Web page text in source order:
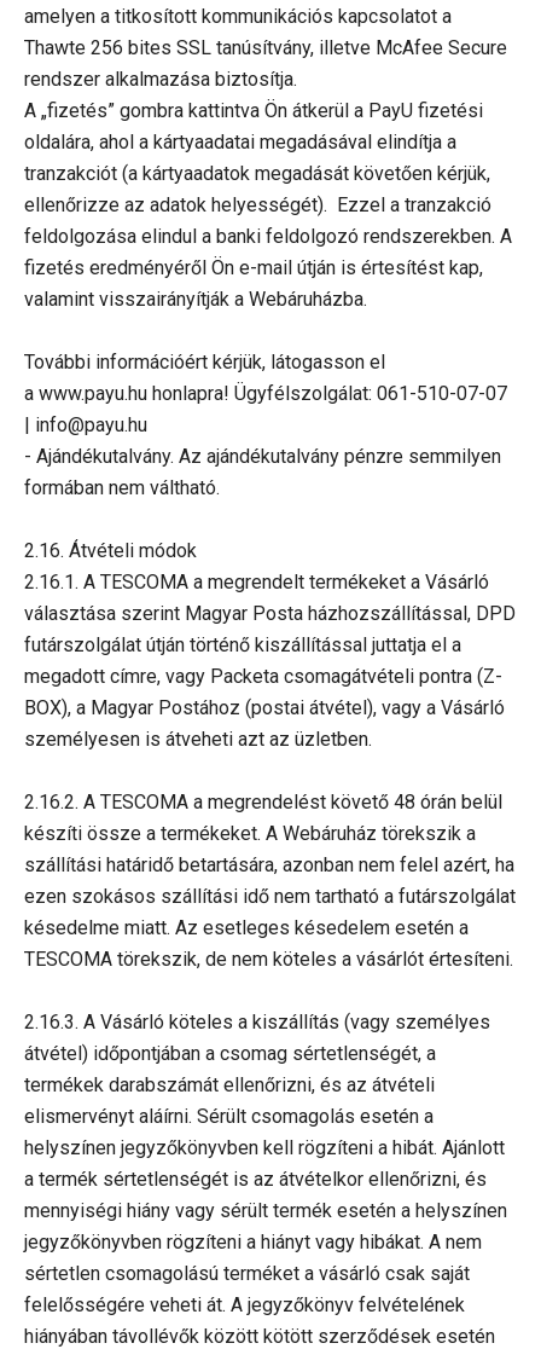
amelyen a titkosított kommunikációs kapcsolatot a
Thawte 256 bites SSL tanúsítvány, illetve McAfee Secure
rendszer alkalmazása biztosítja.
A „fizetés” gombra kattintva Ön átkerül a PayU fizetési
oldalára, ahol a kártyaadatai megadásával elindítja a
tranzakciót (a kártyaadatok megadását követően kérjük,
ellenőrizze az adatok helyességét). Ezzel a tranzakció
feldolgozása elindul a banki feldolgozó rendszerekben. A
fizetés eredményéről Ön e-mail útján is értesítést kap,
valamint visszairányítják a Webáruházba.
További információért kérjük, látogasson el
a www.payu.hu honlapra! Ügyfélszolgálat: 061-510-07-07
| info@payu.hu
- Ajándékutalvány. Az ajándékutalvány pénzre semmilyen
formában nem váltható.
2.16. Átvételi módok
2.16.1. A TESCOMA a megrendelt termékeket a Vásárló
választása szerint Magyar Posta házhozszállítással, DPD
futárszolgálat útján történő kiszállítással juttatja el a
megadott címre, vagy Packeta csomagátvételi pontra (Z-
BOX), a Magyar Postához (postai átvétel), vagy a Vásárló
személyesen is átveheti azt az üzletben.
2.16.2. A TESCOMA a megrendelést követő 48 órán belül
készíti össze a termékeket. A Webáruház törekszik a
szállítási határidő betartására, azonban nem felel azért, ha
ezen szokásos szállítási idő nem tartható a futárszolgálat
késedelme miatt. Az esetleges késedelem esetén a
TESCOMA törekszik, de nem köteles a vásárlót értesíteni.
2.16.3. A Vásárló köteles a kiszállítás (vagy személyes
átvétel) időpontjában a csomag sértetlenségét, a
termékek darabszámát ellenőrizni, és az átvételi
elismervényt aláírni. Sérült csomagolás esetén a
helyszínen jegyzőkönyvben kell rögzíteni a hibát. Ajánlott
a termék sértetlenségét is az átvételkor ellenőrizni, és
mennyiségi hiány vagy sérült termék esetén a helyszínen
jegyzőkönyvben rögzíteni a hiányt vagy hibákat. A nem
sértetlen csomagolású terméket a vásárló csak saját
felelősségére veheti át. A jegyzőkönyv felvételének
hiányában távollévők között kötött szerződések esetén